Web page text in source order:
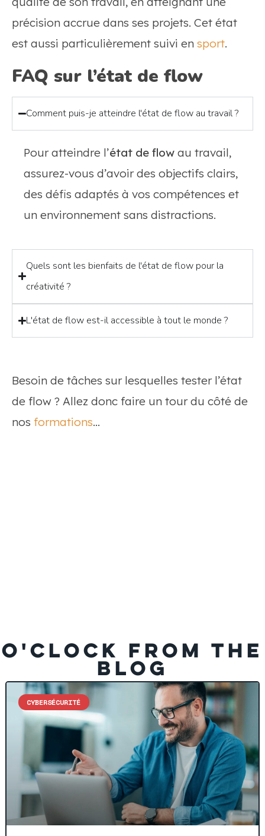
précision accrue dans ses projets. Cet état
est aussi particulièrement suivi en sport.
FAQ sur l’état de flow
Comment puis-je atteindre l'état de flow au travail ?
Pour atteindre l’état de flow au travail,
assurez-vous d’avoir des objectifs clairs,
des défis adaptés à vos compétences et
un environnement sans distractions.
Quels sont les bienfaits de l'état de flow pour la
créativité ?
L'état de flow est-il accessible à tout le monde ?
Besoin de tâches sur lesquelles tester l’état
de flow ? Allez donc faire un tour du côté de
nos formations…
O'CLOCK FROM THE
BLOG
CYBERSÉCURITÉ